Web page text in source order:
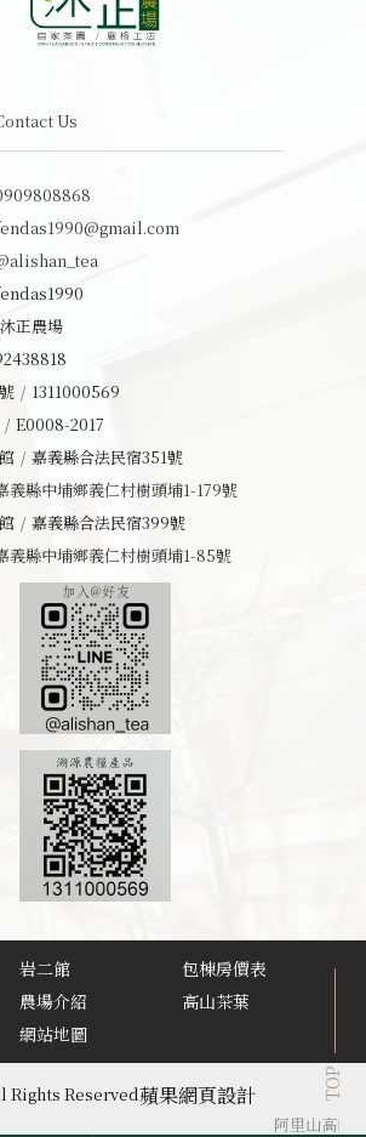
Us
沐正農場
1311000569
E0008-2017
嘉義縣合法民宿351號
義縣中埔鄉義仁村樹頭埔1-179號
嘉義縣合法民宿399號
義縣中埔鄉義仁村樹頭埔1-85號
岩二館
包棟房價表
農場介紹
高山茶葉
網站地圖
Rights Reserved蘋果網頁設計
阿里山高山
TOP